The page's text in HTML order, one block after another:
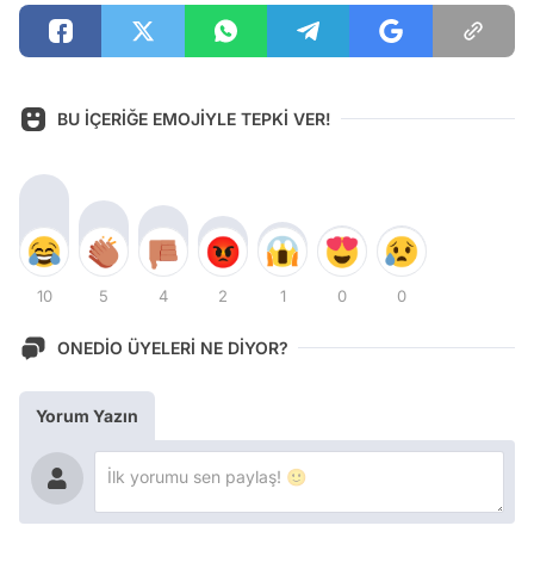
BU İÇERİĞE EMOJİYLE TEPKİ VER!
10 5 4 2 1 0 0
ONEDİO ÜYELERİ NE DİYOR?
Yorum Yazın